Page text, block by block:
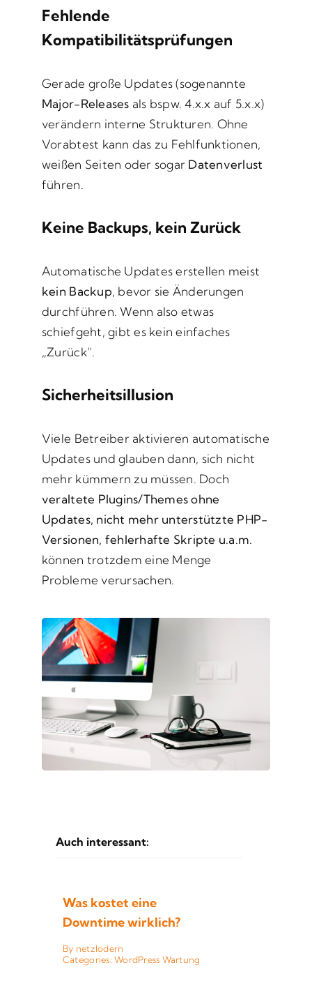
Fehlende
Kompatibilitätsprüfungen
Gerade große Updates (sogenannte
Major-Releases als bspw. 4.x.x auf 5.x.x)
verändern interne Strukturen. Ohne
Vorabtest kann das zu Fehlfunktionen,
weißen Seiten oder sogar Datenverlust
führen.
Keine Backups, kein Zurück
Automatische Updates erstellen meist
kein Backup, bevor sie Änderungen
durchführen. Wenn also etwas
schiefgeht, gibt es kein einfaches
„Zurück“.
Sicherheitsillusion
Viele Betreiber aktivieren automatische
Updates und glauben dann, sich nicht
mehr kümmern zu müssen. Doch
veraltete Plugins/Themes ohne
Updates, nicht mehr unterstützte PHP-
Versionen, fehlerhafte Skripte u.a.m.
können trotzdem eine Menge
Probleme verursachen.
Auch interessant:
Was kostet eine
Downtime wirklich?
By netzlodern
Categories:WordPress Wartung